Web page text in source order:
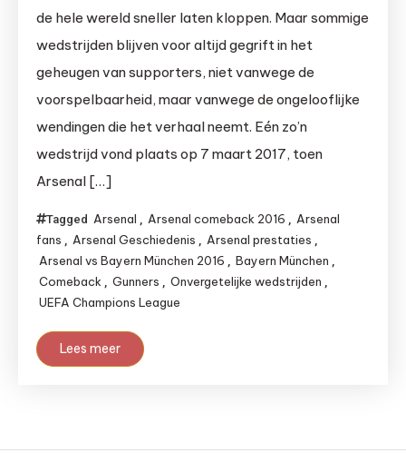
de hele wereld sneller laten kloppen. Maar sommige
wedstrijden blijven voor altijd gegrift in het
geheugen van supporters, niet vanwege de
voorspelbaarheid, maar vanwege de ongelooflijke
wendingen die het verhaal neemt. Eén zo’n
wedstrijd vond plaats op 7 maart 2017, toen
Arsenal […]
Tagged Arsenal , Arsenal comeback 2016 , Arsenal
fans , Arsenal Geschiedenis , Arsenal prestaties ,
Arsenal vs Bayern München 2016 , Bayern München ,
Comeback , Gunners , Onvergetelijke wedstrijden ,
UEFA Champions League
Lees meer